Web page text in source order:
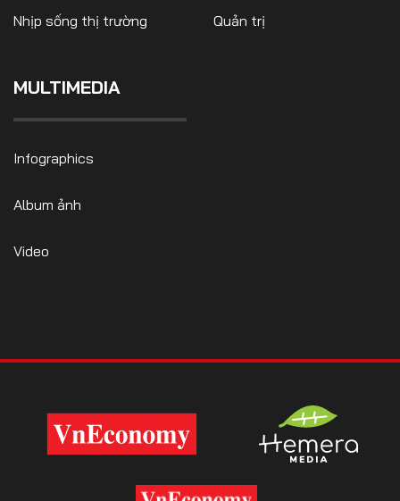
FOLLOW US
0972271616
Nhịp sống thị trường Quản trị
MULTIMEDIA
Infographics
Album ảnh
Video